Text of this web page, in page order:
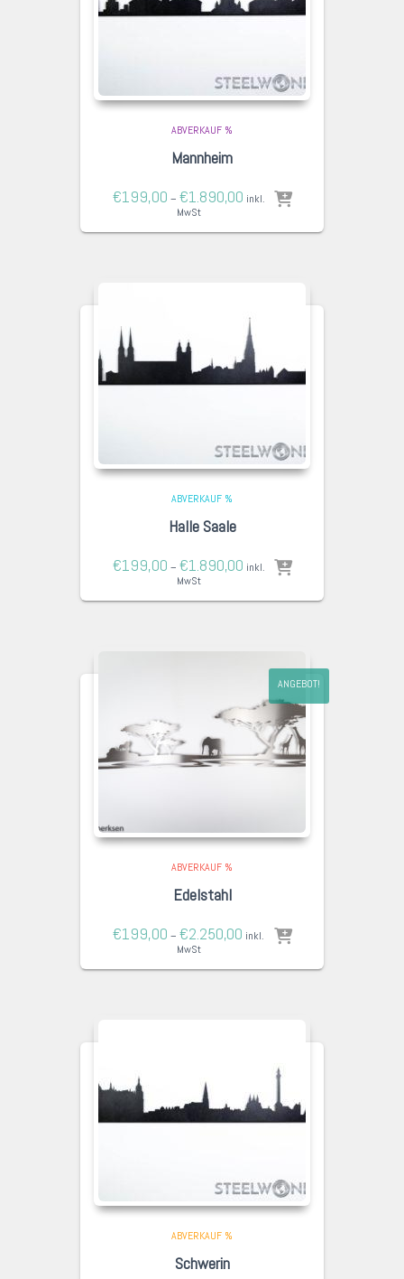
ABVERKAUF %
Mannheim
€199,00 – €1.890,00 inkl.
MwSt
ABVERKAUF %
Halle Saale
€199,00 – €1.890,00 inkl.
MwSt
ANGEBOT!
ABVERKAUF %
Edelstahl
€199,00 – €2.250,00 inkl.
MwSt
ABVERKAUF %
Schwerin